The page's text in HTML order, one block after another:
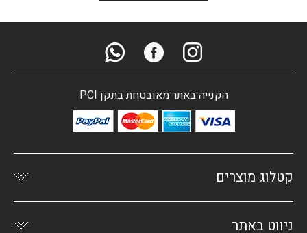
הקנייה באתר מאובטחת בתקן PCI
קטלוג מוצרים
ניווט באתר